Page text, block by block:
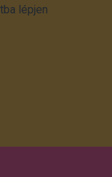
lépjen